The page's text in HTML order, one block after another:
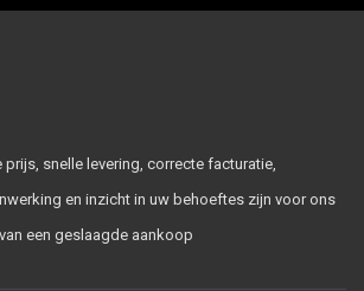
snelle levering, correcte facturatie,
en inzicht in uw behoeftes zijn voor ons
een geslaagde aankoop